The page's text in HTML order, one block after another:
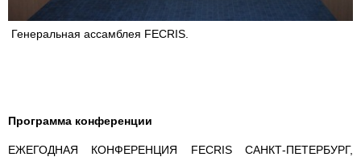
Генеральная ассамблея FECRIS.
Программа конференции
ЕЖЕГОДНАЯ КОНФЕРЕНЦИЯ FECRIS САНКТ-ПЕТЕРБУРГ,